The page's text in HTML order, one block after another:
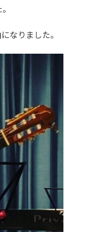
なりました。